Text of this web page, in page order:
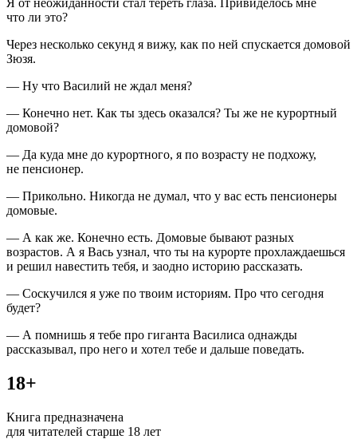
Я от неожиданности стал тереть глаза. Привиделось мне
что ли это?
Через несколько секунд я вижу, как по ней спускается домовой
Зюзя.
— Ну что Василий не ждал меня?
— Конечно нет. Как ты здесь оказался? Ты же не курортный
домовой?
— Да куда мне до курортного, я по возрасту не подхожу,
не пенсионер.
— Прикольно. Никогда не думал, что у вас есть пенсионеры
домовые.
— А как же. Конечно есть. Домовые бывают разных
возрастов. А я Вась узнал, что ты на курорте прохлаждаешься
и решил навестить тебя, и заодно историю рассказать.
— Соскучился я уже по твоим историям. Про что сегодня
будет?
— А помнишь я тебе про гиганта Василиса однажды
рассказывал, про него и хотел тебе и дальше поведать.
18+
Книга предназначена
для читателей старше 18 лет